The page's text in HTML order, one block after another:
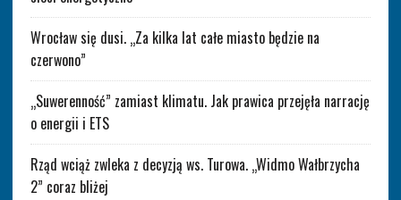
Wrocław się dusi. „Za kilka lat całe miasto będzie na
czerwono”
„Suwerenność” zamiast klimatu. Jak prawica przejęła narrację
o energii i ETS
Rząd wciąż zwleka z decyzją ws. Turowa. „Widmo Wałbrzycha
2” coraz bliżej